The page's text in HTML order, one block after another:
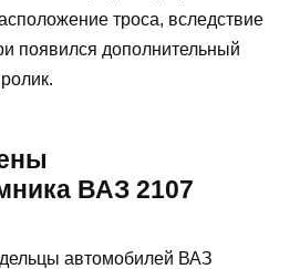
троса, вследствие
появился дополнительный
ВАЗ 2107
автомобилей ВАЗ